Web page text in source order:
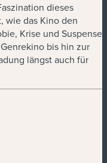
dieses
wie das Kino den
Krise und Suspense
bis hin zur
längst auch für